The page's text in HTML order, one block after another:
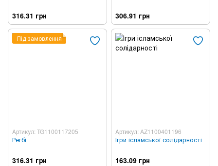
316.31 грн 306.91 грн
Під замовлення
Артикул: TG1100117205
Регбі
316.31 грн
Артикул: AZ1100401196
Ігри ісламської солідарності
163.09 грн